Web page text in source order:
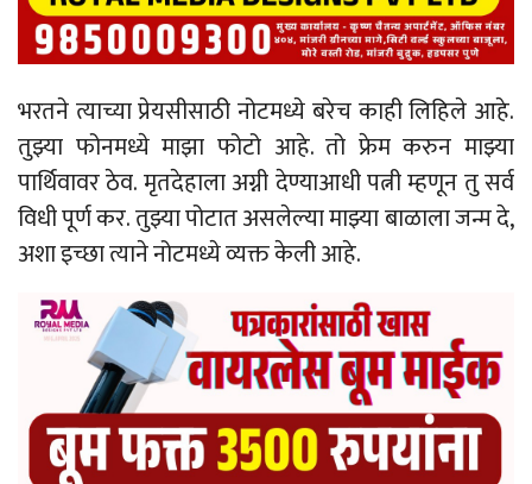
भरतने त्याच्या प्रेयसीसाठी नोटमध्ये बरेच काही लिहिले आहे.
तुझ्या फोनमध्ये माझा फोटो आहे. तो फ्रेम करुन माझ्या
पार्थिवावर ठेव. मृतदेहाला अग्नी देण्याआधी पत्नी म्हणून तु सर्व
विधी पूर्ण कर. तुझ्या पोटात असलेल्या माझ्या बाळाला जन्म दे,
अशा इच्छा त्याने नोटमध्ये व्यक्त केली आहे.